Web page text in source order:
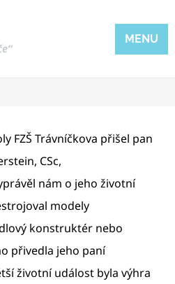
MENU
FZŠ Trávníčkova přišel pan
CSc,
nám o jeho životní
modely
konstruktér nebo
přivedla jeho paní
životní událost byla výhra